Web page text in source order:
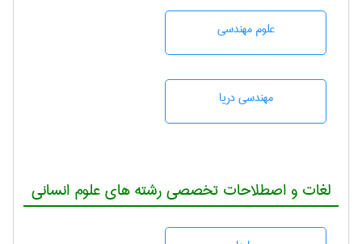
علوم مهندسی
مهندسی دریا
لغات و اصطلاحات تخصصی رشته های علوم انسانی